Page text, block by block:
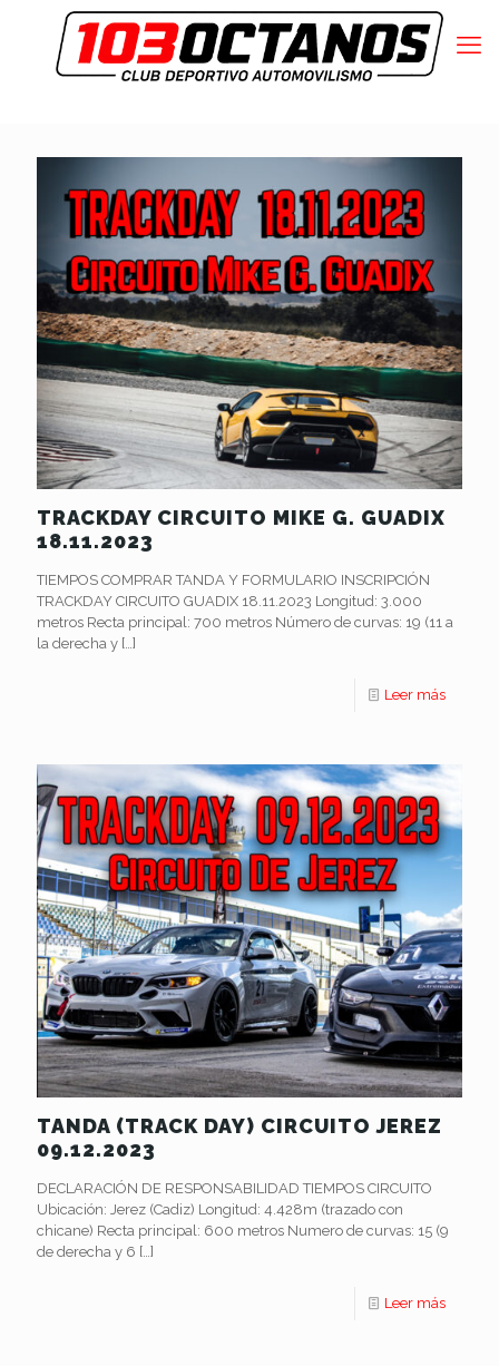
TRACKDAY CIRCUITO MIKE G. GUADIX
18.11.2023
TIEMPOS COMPRAR TANDA Y FORMULARIO INSCRIPCIÓN
TRACKDAY CIRCUITO GUADIX 18.11.2023 Longitud: 3.000
metros Recta principal: 700 metros Número de curvas: 19 (11 a
la derecha y […]
Leer más
TANDA (TRACK DAY) CIRCUITO JEREZ
09.12.2023
DECLARACIÓN DE RESPONSABILIDAD TIEMPOS CIRCUITO
Ubicación: Jerez (Cadiz) Longitud: 4.428m (trazado con
chicane) Recta principal: 600 metros Numero de curvas: 15 (9
de derecha y 6 […]
Leer más